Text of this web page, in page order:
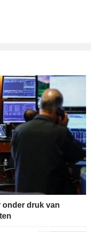
onder druk van